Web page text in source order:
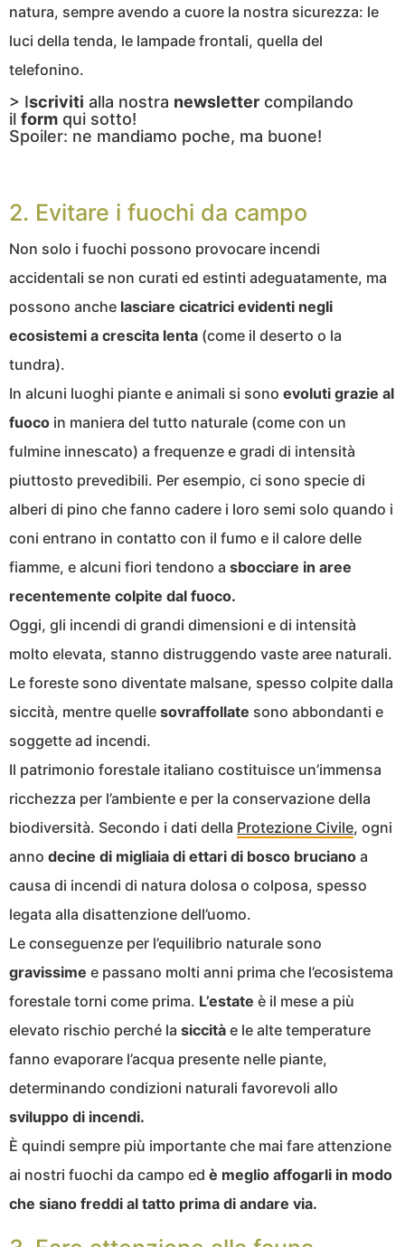
natura, sempre avendo a cuore la nostra sicurezza: le
luci della tenda, le lampade frontali, quella del
telefonino.
> Iscriviti alla nostra newsletter compilando
il form qui sotto!
Spoiler: ne mandiamo poche, ma buone!
2. Evitare i fuochi da campo
Non solo i fuochi possono provocare incendi
accidentali se non curati ed estinti adeguatamente, ma
possono anche lasciare cicatrici evidenti negli
ecosistemi a crescita lenta (come il deserto o la
tundra).
In alcuni luoghi piante e animali si sono evoluti grazie al
fuoco in maniera del tutto naturale (come con un
fulmine innescato) a frequenze e gradi di intensità
piuttosto prevedibili. Per esempio, ci sono specie di
alberi di pino che fanno cadere i loro semi solo quando i
coni entrano in contatto con il fumo e il calore delle
fiamme, e alcuni fiori tendono a sbocciare in aree
recentemente colpite dal fuoco.
Oggi, gli incendi di grandi dimensioni e di intensità
molto elevata, stanno distruggendo vaste aree naturali.
Le foreste sono diventate malsane, spesso colpite dalla
siccità, mentre quelle sovraffollate sono abbondanti e
soggette ad incendi.
Il patrimonio forestale italiano costituisce un’immensa
ricchezza per l’ambiente e per la conservazione della
biodiversità. Secondo i dati della Protezione Civile, ogni
anno decine di migliaia di ettari di bosco bruciano a
causa di incendi di natura dolosa o colposa, spesso
legata alla disattenzione dell’uomo.
Le conseguenze per l’equilibrio naturale sono
gravissime e passano molti anni prima che l’ecosistema
forestale torni come prima. L’estate è il mese a più
elevato rischio perché la siccità e le alte temperature
fanno evaporare l’acqua presente nelle piante,
determinando condizioni naturali favorevoli allo
sviluppo di incendi.
È quindi sempre più importante che mai fare attenzione
ai nostri fuochi da campo ed è meglio affogarli in modo
che siano freddi al tatto prima di andare via.